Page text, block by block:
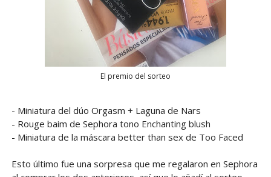
El premio del sorteo
- Miniatura del dúo Orgasm + Laguna de Nars
- Rouge baim de Sephora tono Enchanting blush
- Miniatura de la máscara better than sex de Too Faced
Esto último fue una sorpresa que me regalaron en Sephora